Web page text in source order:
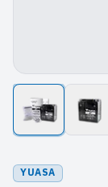
YUASA